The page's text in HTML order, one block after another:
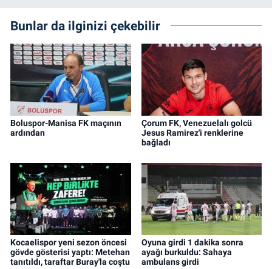
Bunlar da ilginizi çekebilir
Boluspor-Manisa FK maçının
ardından
Çorum FK, Venezuelalı golcü
Jesus Ramirez'i renklerine
bağladı
Kocaelispor yeni sezon öncesi
gövde gösterisi yaptı: Metehan
tanıtıldı, taraftar Buray'la coştu
Oyuna girdi 1 dakika sonra
ayağı burkuldu: Sahaya
ambulans girdi